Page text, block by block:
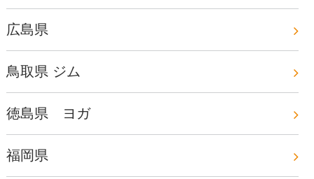
広島県
鳥取県 ジム
徳島県 ヨガ
福岡県